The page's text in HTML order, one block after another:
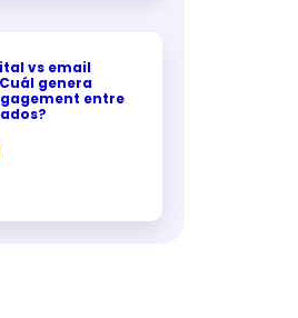
vs email
genera
entre